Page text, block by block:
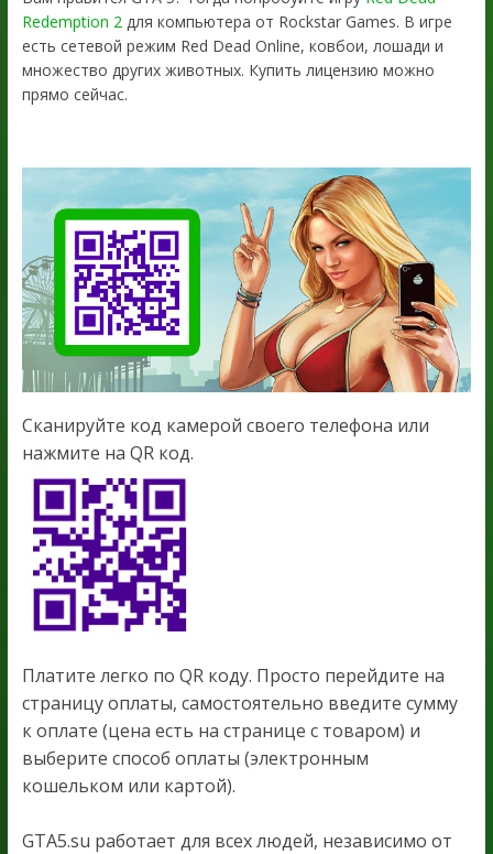
Redemption 2 для компьютера от Rockstar Games. В игре
есть сетевой режим Red Dead Online, ковбои, лошади и
множество других животных. Купить лицензию можно
прямо сейчас.
Сканируйте код камерой своего телефона или
нажмите на QR код.
Платите легко по QR коду. Просто перейдите на
страницу оплаты, самостоятельно введите сумму
к оплате (цена есть на странице с товаром) и
выберите способ оплаты (электронным
кошельком или картой).
GTA5.su работает для всех людей, независимо от